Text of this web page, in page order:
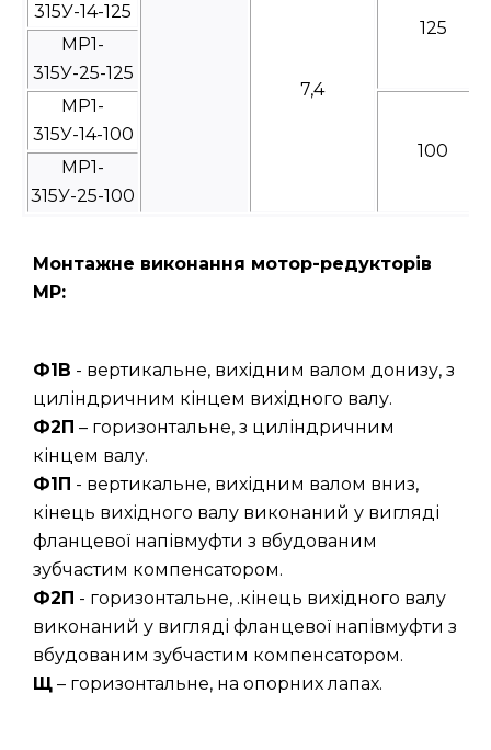
315У-14-125
7,4
125
МР1-
315У-25-125
МР1-
315У-14-100
100
МР1-
315У-25-100
Монтажне виконання мотор-редукторів
МР:
Ф1В - вертикальне, вихідним валом донизу, з
циліндричним кінцем вихідного валу.
Ф2П – горизонтальне, з циліндричним
кінцем валу.
Ф1П - вертикальне, вихідним валом вниз,
кінець вихідного валу виконаний у вигляді
фланцевої напівмуфти з вбудованим
зубчастим компенсатором.
Ф2П - горизонтальне, .кінець вихідного валу
виконаний у вигляді фланцевої напівмуфти з
вбудованим зубчастим компенсатором.
Щ – горизонтальне, на опорних лапах.